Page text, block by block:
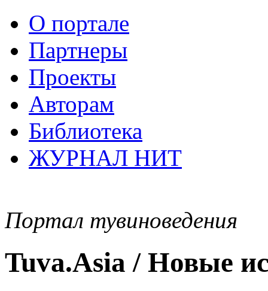
О портале
Партнеры
Проекты
Авторам
Библиотека
ЖУРНАЛ НИТ
Портал тувиноведения
Tuva.Asia / Новые